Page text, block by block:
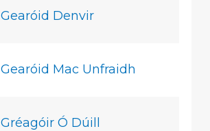
Gearóid Denvir
Gearóid Mac Unfraidh
Gréagóir Ó Dúill